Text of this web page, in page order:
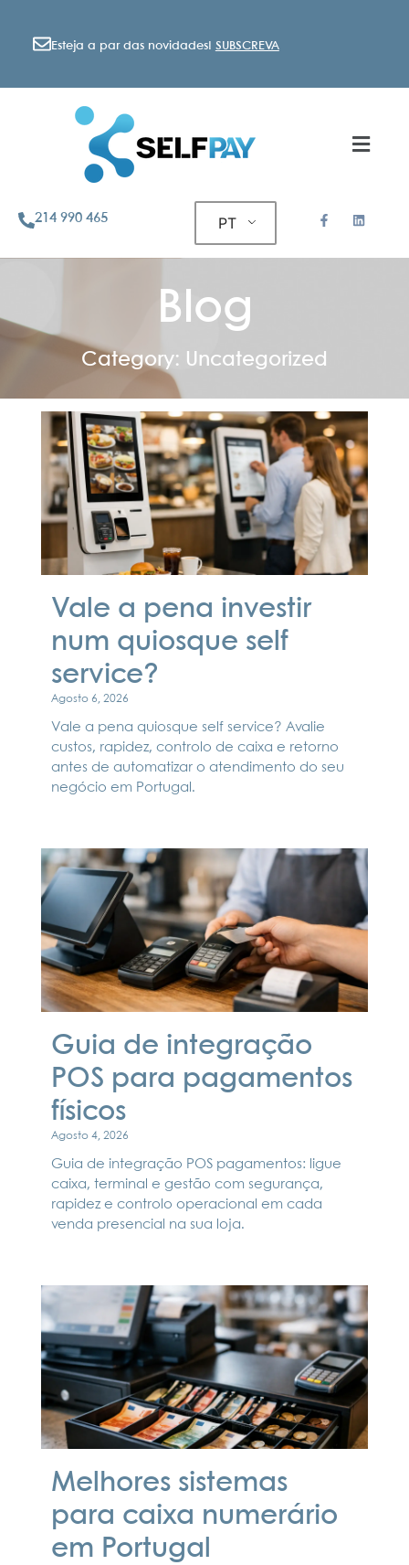
Esteja a par das novidades! SUBSCREVA
214 990 465 PT
Blog
Category: Uncategorized
Vale a pena investir
num quiosque self
service?
Agosto 6, 2026
Vale a pena quiosque self service? Avalie
custos, rapidez, controlo de caixa e retorno
antes de automatizar o atendimento do seu
negócio em Portugal.
Guia de integração
POS para pagamentos
físicos
Agosto 4, 2026
Guia de integração POS pagamentos: ligue
caixa, terminal e gestão com segurança,
rapidez e controlo operacional em cada
venda presencial na sua loja.
Melhores sistemas
para caixa numerário
em Portugal